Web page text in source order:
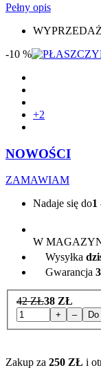
Pełny opis
WYPRZEDAŻ
-10 %
+2
NOWOŚCI
ZAMAWIAM
Nadaje się do1
W
Wysyłka
Gwarancja
42 ZŁ38 ZŁ
+ –
Zakup za 250 ZŁ i